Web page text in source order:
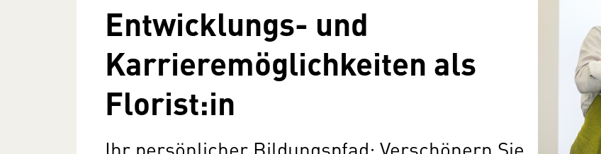
Entwicklungs- und
Karrieremöglichkeiten als
Florist:in